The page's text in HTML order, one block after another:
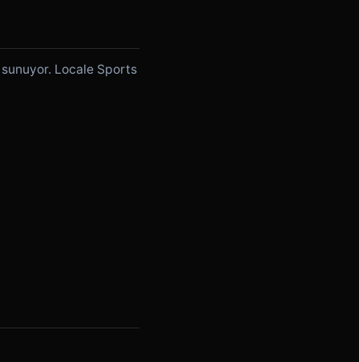
Locale Sports